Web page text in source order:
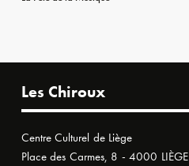
Les Chiroux
Centre Culturel de Liège
Place des Carmes, 8 - 4000 LIÈGE